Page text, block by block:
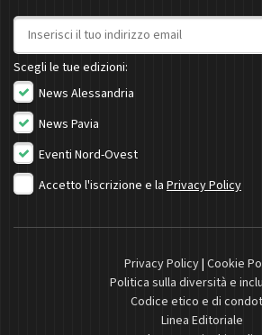
Indirizzo email
Scegli le tue edizioni:
News Alessandria
News Pavia
Eventi Nord-Ovest
Accetto l'iscrizione e la Privacy Policy
Privacy Policy| Cookie
Politica sulla diversità e
Codice etico e di
Linea Editoriale